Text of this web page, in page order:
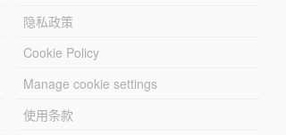
隐私政策
Cookie Policy
Manage cookie settings
使用条款